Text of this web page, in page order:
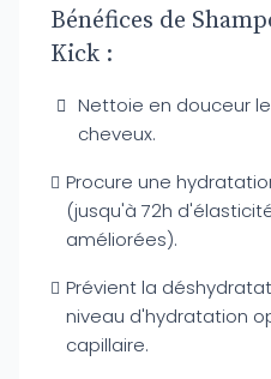
Bénéfices de
Kick :
Nettoie en douceur
cheveux.
Procure une
(jusqu'à 72h
améliorées).
Prévient la
niveau d'hydratation
capillaire.